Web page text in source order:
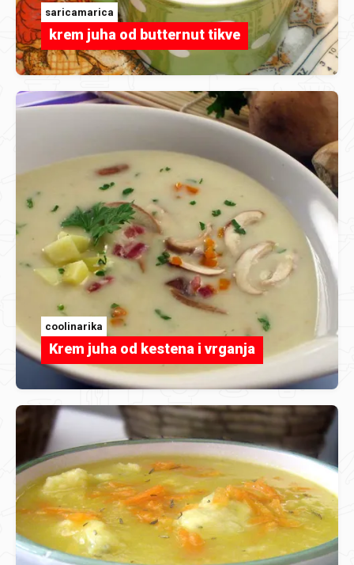
saricamarica
krem juha od butternut tikve
coolinarika
Krem juha od kestena i vrganja